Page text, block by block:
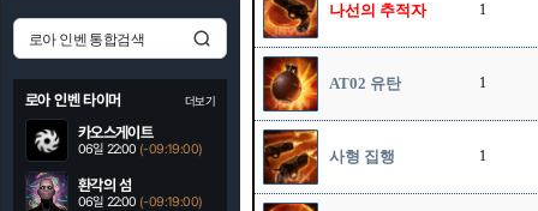
로아 인벤 타이머 더보기
카오스게이트
06일 22:00 (-09:18:59)
환각의 섬
06일 22:00 (-09:18:59)
나선의 추적자 1
AT02 유탄 1
사형 집행 1